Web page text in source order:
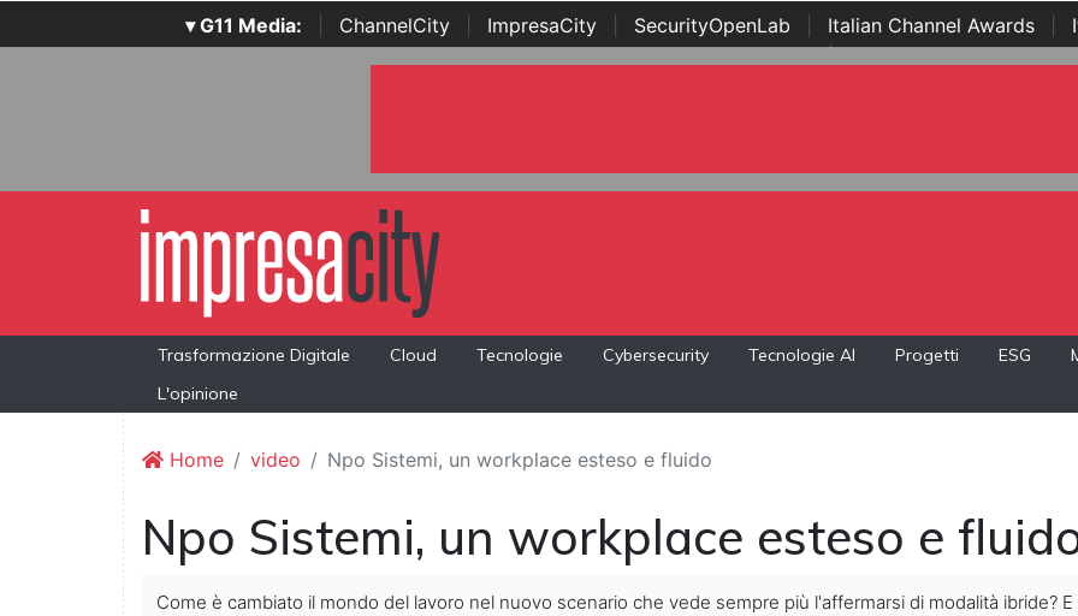
▾ G11 Media: ChannelCity ImpresaCity SecurityOpenLab Italian Channel Awards
Awards | ...
Trasformazione Digitale Cloud Tecnologie Cybersecurity Tecnologie AI Progetti ESG
L'opinione
Home video Npo Sistemi, un workplace esteso e fluido
Npo Sistemi, un workplace esteso e
Come è cambiato il mondo del lavoro nel nuovo scenario che vede sempre più l'affermarsi di modalità ibride?